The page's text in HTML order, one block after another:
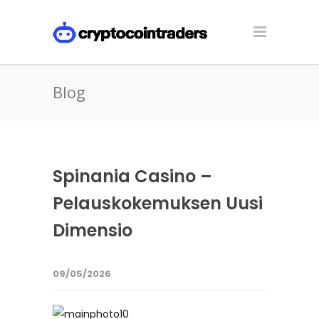
Blog
Spinania Casino –
Pelauskokemuksen Uusi
Dimensio
09/05/2026